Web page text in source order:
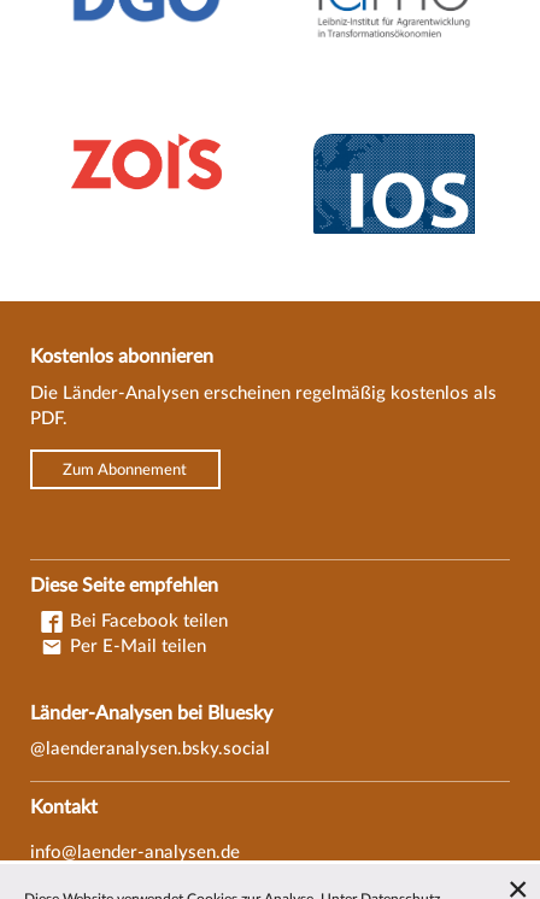
Kostenlos abonnieren
Die Länder-Analysen erscheinen regelmäßig kostenlos als
PDF.
Zum Abonnement
Diese Seite empfehlen
Bei Facebook teilen
Per E-Mail teilen
Länder-Analysen bei Bluesky
@laenderanalysen.bsky.social
Kontakt
info@laender-analysen.de